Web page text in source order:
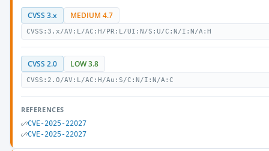
CVSS 3.x MEDIUM 4.7
CVSS:3.x/AV:L/AC:H/PR:L/UI:N/S:U/C:N/I:N/A:H
CVSS 2.0 LOW 3.8
CVSS:2.0/AV:L/AC:H/Au:S/C:N/I:N/A:C
REFERENCES
CVE-2025-22027
CVE-2025-22027